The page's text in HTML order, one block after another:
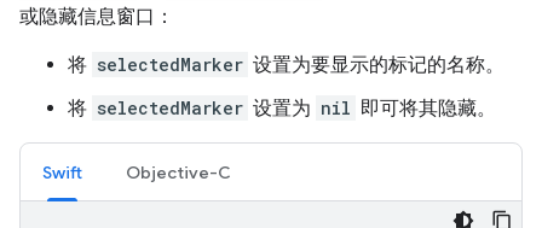
或隐藏信息窗口：
将 selectedMarker 设置为要显示的标记的名称。
将 selectedMarker 设置为 nil 即可将其隐藏。
Swift Objective-C